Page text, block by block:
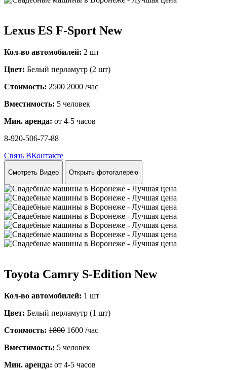
Lexus ES F-Sport New
Кол-во автомобилей: 2 шт
Цвет: Белый перламутр (2 шт)
Стоимость: 2500 2000 /час
Вместимость: 5 человек
Мин. аренда: от 4-5 часов
8-920-506-77-88
Связь ВКонтакте
Смотреть Видео Открыть фотогалерею
Toyota Camry S-Edition New
Кол-во автомобилей: 1 шт
Цвет: Белый перламутр (1 шт)
Стоимость: 1800 1600 /час
Вместимость: 5 человек
Мин. аренда: от 4-5 часов